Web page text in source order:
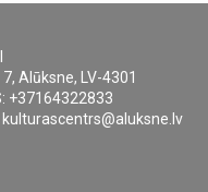
Alūksne, LV-4301
+37164322833
kulturascentrs@aluksne.lv